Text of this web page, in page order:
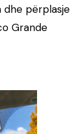
përplasje
Grande